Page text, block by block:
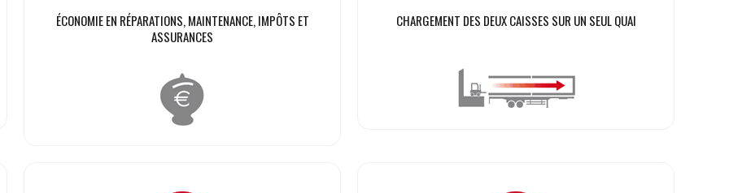
ÉCONOMIE EN RÉPARATIONS, MAINTENANCE, IMPÔTS ET
ASSURANCES
CHARGEMENT DES DEUX CAISSES SUR UN SEUL QUAI